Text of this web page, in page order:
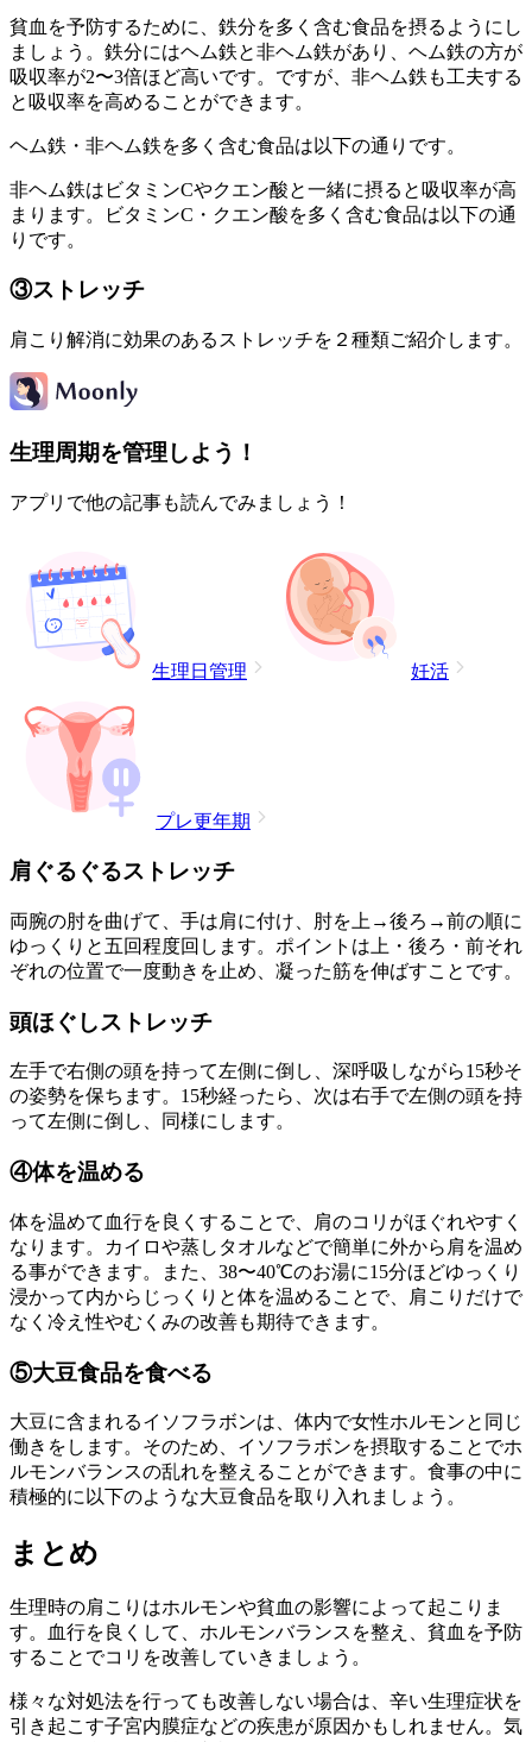
貧血を予防するために、鉄分を多く含む食品を摂るようにし
ましょう。鉄分にはヘム鉄と非ヘム鉄があり、ヘム鉄の方が
吸収率が2〜3倍ほど高いです。ですが、非ヘム鉄も工夫する
と吸収率を高めることができます。
ヘム鉄・非ヘム鉄を多く含む食品は以下の通りです。
非ヘム鉄はビタミンCやクエン酸と一緒に摂ると吸収率が高
まります。ビタミンC・クエン酸を多く含む食品は以下の通
りです。
③ストレッチ
肩こり解消に効果のあるストレッチを２種類ご紹介します。
生理周期を管理しよう！
アプリで他の記事も読んでみましょう！
生理日管理 妊活
プレ更年期
肩ぐるぐるストレッチ
両腕の肘を曲げて、手は肩に付け、肘を上→後ろ→前の順に
ゆっくりと五回程度回します。ポイントは上・後ろ・前それ
ぞれの位置で一度動きを止め、凝った筋を伸ばすことです。
頭ほぐしストレッチ
左手で右側の頭を持って左側に倒し、深呼吸しながら15秒そ
の姿勢を保ちます。15秒経ったら、次は右手で左側の頭を持
って左側に倒し、同様にします。
④体を温める
体を温めて血行を良くすることで、肩のコリがほぐれやすく
なります。カイロや蒸しタオルなどで簡単に外から肩を温め
る事ができます。また、38〜40℃のお湯に15分ほどゆっくり
浸かって内からじっくりと体を温めることで、肩こりだけで
なく冷え性やむくみの改善も期待できます。
⑤大豆食品を食べる
大豆に含まれるイソフラボンは、体内で女性ホルモンと同じ
働きをします。そのため、イソフラボンを摂取することでホ
ルモンバランスの乱れを整えることができます。食事の中に
積極的に以下のような大豆食品を取り入れましょう。
まとめ
生理時の肩こりはホルモンや貧血の影響によって起こりま
す。血行を良くして、ホルモンバランスを整え、貧血を予防
することでコリを改善していきましょう。
様々な対処法を行っても改善しない場合は、辛い生理症状を
引き起こす子宮内膜症などの疾患が原因かもしれません。気